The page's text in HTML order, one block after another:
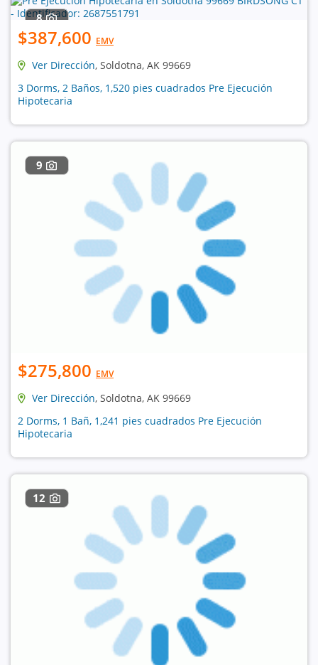
8
$387,600 EMV
Ver Dirección, Soldotna, AK 99669
3 Dorms, 2 Baños, 1,520 pies cuadrados Pre Ejecución
Hipotecaria
9
$275,800 EMV
Ver Dirección, Soldotna, AK 99669
2 Dorms, 1 Bañ, 1,241 pies cuadrados Pre Ejecución
Hipotecaria
12